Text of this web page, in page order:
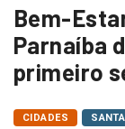
Bem-
Parnaíba
primeiro
CIDADES